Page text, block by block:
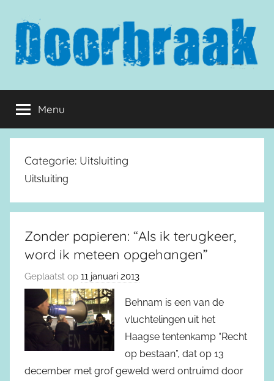
inhoud
springen
Doorbraak.eu
Menu
Categorie: Uitsluiting
Uitsluiting
Zonder papieren: “Als ik terugkeer,
word ik meteen opgehangen”
Geplaatst op 11 januari 2013
Behnam is een van de
vluchtelingen uit het
Haagse tentenkamp “Recht
op bestaan”, dat op 13
december met grof geweld werd ontruimd door